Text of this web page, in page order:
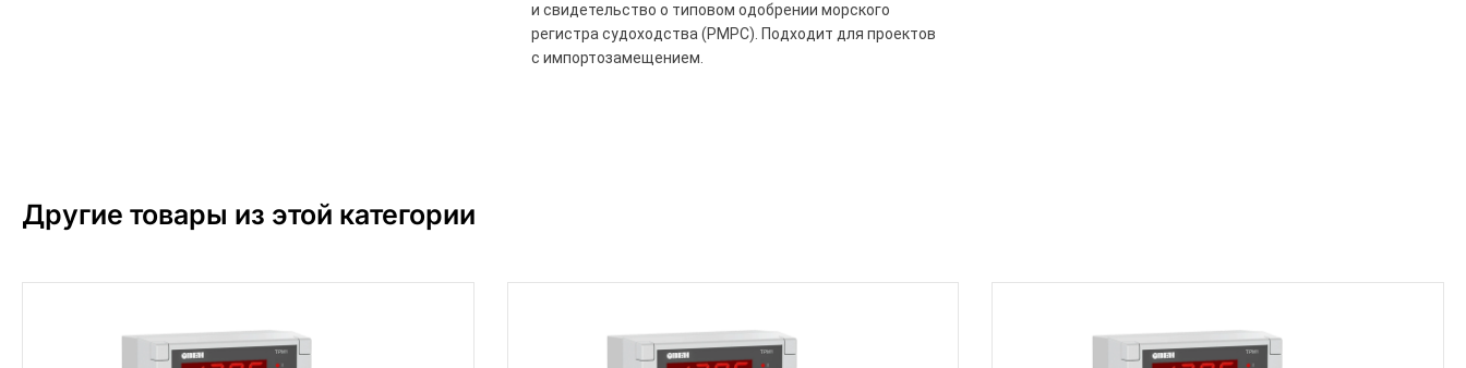
и свидетельство о типовом одобрении морского
регистра судоходства (РМРС). Подходит для проектов
с импортозамещением.
Другие товары из этой категории